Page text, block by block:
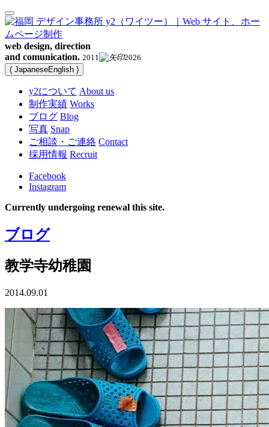
web design, direction
and comunication. 2011
2026
( JapaneseEnglish )
y2について About us
制作実績 Works
ブログ Blog
写真 Snap
ご相談・ご連絡 Contact
採用情報 Recruit
Facebook
Instagram
Currently undergoing renewal this site.
ブログ
教学寺幼稚園
2014.09.01